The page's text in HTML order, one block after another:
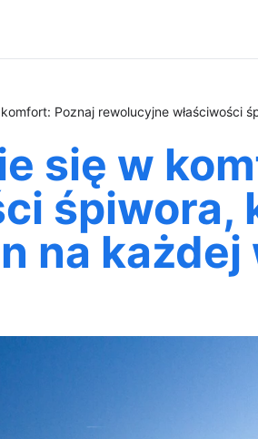
komfort: Poznaj rewolucyjne
się w
na